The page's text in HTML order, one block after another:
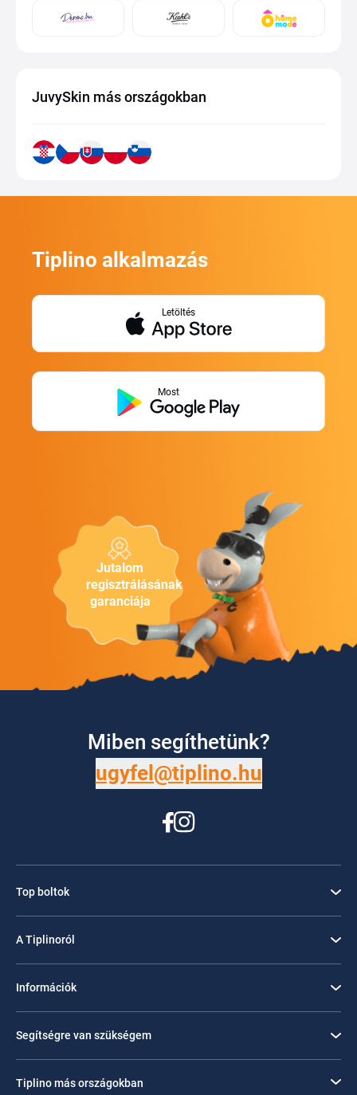
JuvySkin más országokban
Jutalom
regisztrálásának
garanciája
Tiplino alkalmazás
Letöltés
Most
Miben segíthetünk?
ugyfel@tiplino.hu
Top boltok
A Tiplinoról
Információk
Segítségre van szükségem
Tiplino más országokban